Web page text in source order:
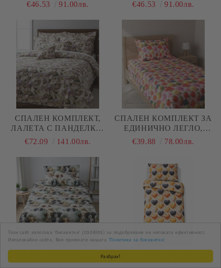
Разбрах!
Този сайт използва 'бисквитки' (cookies) за подобряване на неговата ефективност.
Използвайки сайта, Вие приемате нашата 'Политика за бисквитки'
(РАНФОРС), 4 ЧАСТИ
€46.53 91.00лв.
(РАНФОРС), 4 ЧАСТИ
€46.53 91.00лв.
СПАЛЕН КОМПЛЕКТ,
ЛАЛЕТА С ПАНДЕЛКИ,
100% ПАМУК/ 5Д,
€72.09 141.00лв.
СПАЛЕН КОМПЛЕКТ ЗА
ЕДИНИЧНО ЛЕГЛО,
СОЧНИ ПЛОДОВЕ, 100%
€39.88 78.00лв.
СПАЛЕН КОМПЛЕКТ ЗА
ЕДИНИЧНО
СПАЛЕН КОМПЛЕКТ ЗА
ЕДИНИЧНО ЛЕГЛО,